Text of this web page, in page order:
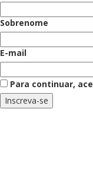
Sobrenome
E-mail
Para continuar,